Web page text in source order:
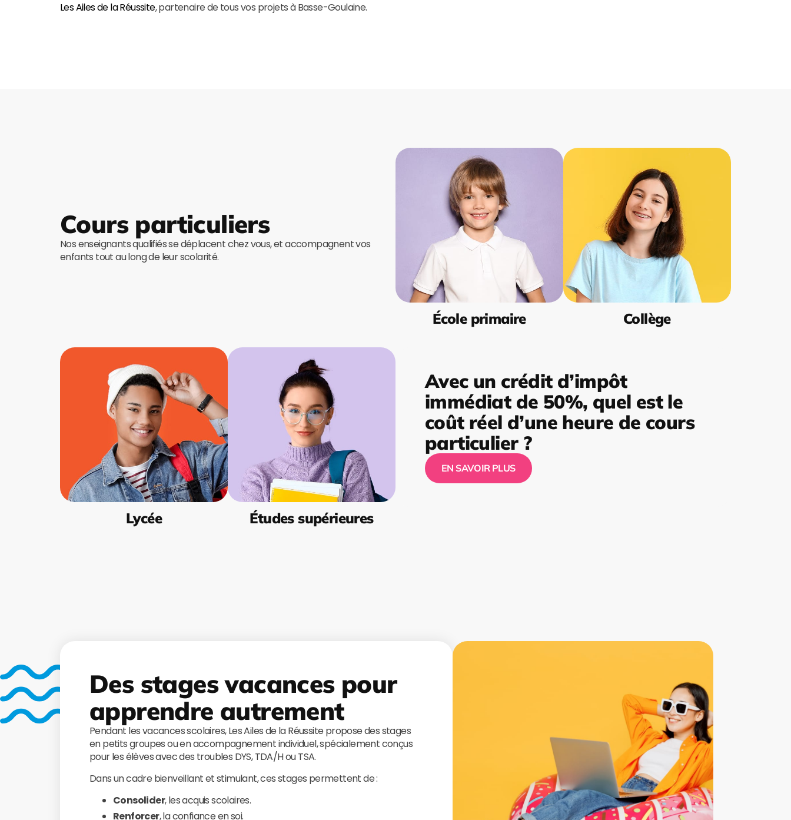
Les Ailes de la Réussite, partenaire de tous vos projets à Basse-Goulaine.
Cours particuliers
Nos enseignants qualifiés se déplacent chez vous, et accompagnent vos
enfants tout au long de leur scolarité.
École primaire Collège
Lycée Études supérieures
Avec un crédit d’impôt
immédiat de 50%, quel est le
coût réel d’une heure de cours
particulier ?
EN SAVOIR PLUS
Des stages vacances pour
apprendre autrement
Pendant les vacances scolaires, Les Ailes de la Réussite propose des stages
en petits groupes ou en accompagnement individuel, spécialement conçus
pour les élèves avec des troubles DYS, TDA/H ou TSA.
Dans un cadre bienveillant et stimulant, ces stages permettent de :
Consolider, les acquis scolaires.
Renforcer, la confiance en soi.